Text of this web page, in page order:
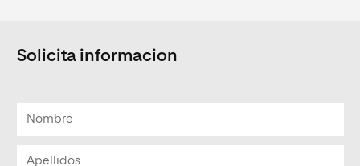
Solicita informacion